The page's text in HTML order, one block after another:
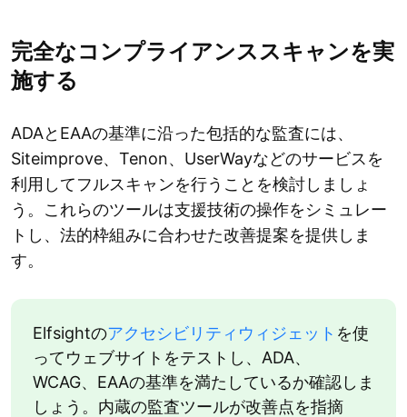
完全なコンプライアンススキャンを実
施する
ADAとEAAの基準に沿った包括的な監査には、
Siteimprove、Tenon、UserWayなどのサービスを
利用してフルスキャンを行うことを検討しましょ
う。これらのツールは支援技術の操作をシミュレー
トし、法的枠組みに合わせた改善提案を提供しま
す。
Elfsightのアクセシビリティウィジェット を使
ってウェブサイトをテストし、ADA、
WCAG、EAAの基準を満たしているか確認しま
しょう。内蔵の監査ツールが改善点を指摘